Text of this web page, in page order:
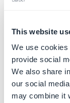
This website
We use
provide social
We also share
our social
may combine it
Eliminar una
aplicación que
suscripción
Te
explicar cómo
gestiona